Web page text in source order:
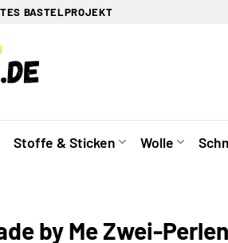
BASTELPROJEKT
Stoffe & Sticken Wolle
by Me Zwei-